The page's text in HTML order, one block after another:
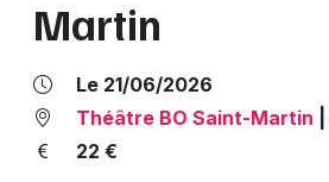
Grands événements
Activité & Expérience
Manifestations
Lille
Marseille
Mulhouse
Martin
Le 21/06/2026
Théâtre BO Saint-Martin
22 €
Aujourd'hui
Demain